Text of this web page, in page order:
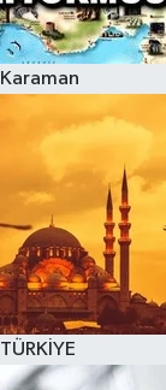
Karaman
TÜRKİYE